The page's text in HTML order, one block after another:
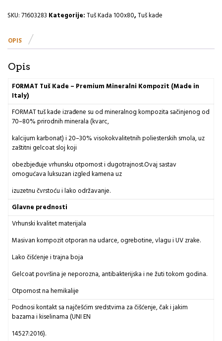
mramor
VENICE
I
SKU:71603283 Kategorije:Tuš Kada 100x80,Tuš kade
OPIS
Opis
FORMAT Tuš Kade – PremiumMineralni Kompozit (Made in
Italy)
FORMAT tuš kade izrađene su od mineralnog kompozita sačinjenog od
70–80% prirodnih minerala (kvarc,
kalcijum karbonat) i 20–30% visokokvalitetnih poliesterskih smola, uz
zaštitni gelcoat sloj koji
obezbjeđuje vrhunsku otpornost i dugotrajnost.Ovaj sastav
omogućava luksuzan izgled kamena uz
izuzetnu čvrstoću i lako održavanje.
Glavne prednosti
Vrhunski kvalitet materijala
Masivan kompozit otporan na udarce, ogrebotine, vlagu i UV zrake.
Lako čišćenje i trajna boja
Gelcoat površina je neporozna, antibakterijska i ne žuti tokom godina.
Otpornost na hemikalije
Podnosi kontakt sa najčešćim sredstvima za čišćenje, čak i jakim
bazama i kiselinama (UNI EN
14527:2016).